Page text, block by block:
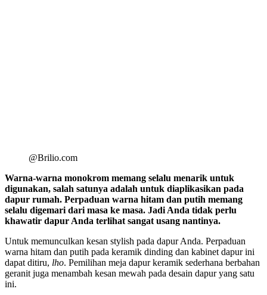
@Brilio.com
Warna-warna monokrom memang selalu menarik untuk
digunakan, salah satunya adalah untuk diaplikasikan pada
dapur rumah. Perpaduan warna hitam dan putih memang
selalu digemari dari masa ke masa. Jadi Anda tidak perlu
khawatir dapur Anda terlihat sangat usang nantinya.
Untuk memunculkan kesan stylish pada dapur Anda. Perpaduan
warna hitam dan putih pada keramik dinding dan kabinet dapur ini
dapat ditiru, lho. Pemilihan meja dapur keramik sederhana berbahan
geranit juga menambah kesan mewah pada desain dapur yang satu
ini.